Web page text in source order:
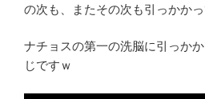
の次も、またその次も引っかかっ
ナチョスの第一の洗脳に引っか
じですｗ